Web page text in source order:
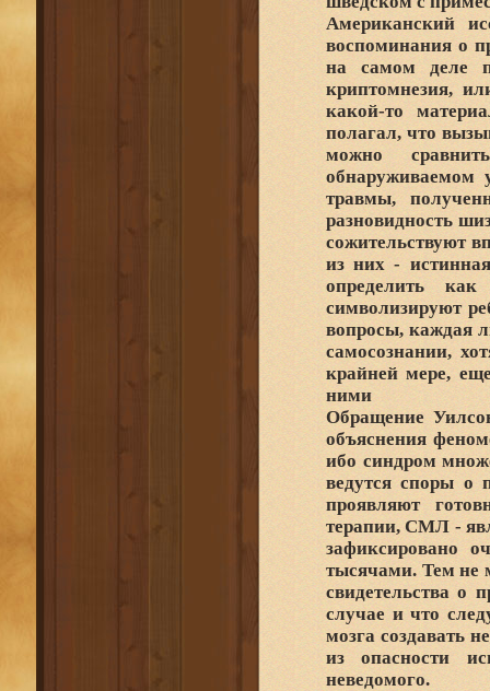
Американский
воспоминания о
на самом деле
криптомнезия,
какой-то
полагал, что
можно
обнаруживаемом
травмы,
разновидность
сожительствуют
из них -
определить
символизируют
вопросы, каждая
самосознании,
крайней мере,
ними
Обращение
объяснения
ибо синдром
ведутся споры о
проявляют
терапии, СМЛ -
зафиксировано
тысячами. Тем не
свидетельства о
случае и что
мозга создавать
из опасности
неведомого.